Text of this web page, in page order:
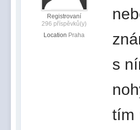
Registrovaní
296 příspěvků(y)
Location Praha
s
tím